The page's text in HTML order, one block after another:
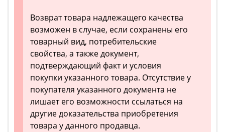
Возврат товара надлежащего качества
возможен в случае, если сохранены его
товарный вид, потребительские
свойства, а также документ,
подтверждающий факт и условия
покупки указанного товара. Отсутствие у
покупателя указанного документа не
лишает его возможности ссылаться на
другие доказательства приобретения
товара у данного продавца.